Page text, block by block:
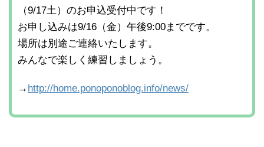
（9/17土）のお申込受付中です！
お申し込みは9/16（金）午後9:00までです。
場所は別途ご連絡いたします。
みんなで楽しく練習しましょう。
→ http://home.ponoponoblog.info/news/